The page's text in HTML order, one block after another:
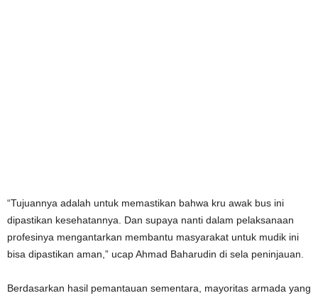
“Tujuannya adalah untuk memastikan bahwa kru awak bus ini
dipastikan kesehatannya. Dan supaya nanti dalam pelaksanaan
profesinya mengantarkan membantu masyarakat untuk mudik ini
bisa dipastikan aman,” ucap Ahmad Baharudin di sela peninjauan.
Berdasarkan hasil pemantauan sementara, mayoritas armada yang